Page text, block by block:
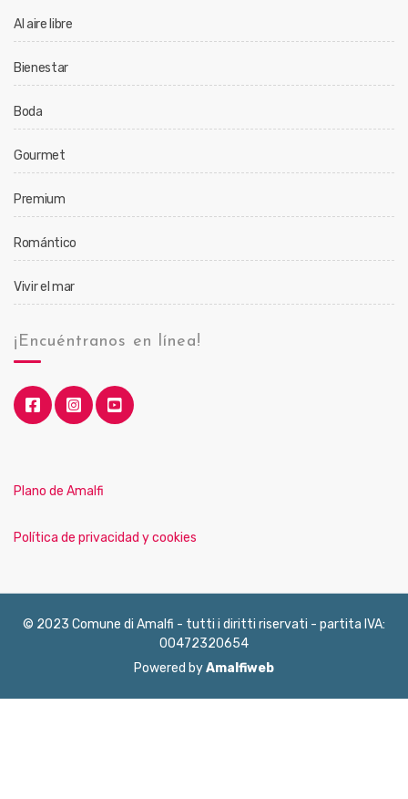
Al aire libre
Bienestar
Boda
Gourmet
Premium
Romántico
Vivir el mar
¡Encuéntranos en línea!
Plano de Amalfi
Política de privacidad y cookies
© 2023 Comune di Amalfi - tutti i diritti riservati - partita IVA:
00472320654
Powered byAmalfiweb